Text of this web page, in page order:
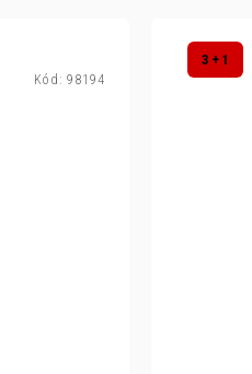
Kód: 98194
3 + 1